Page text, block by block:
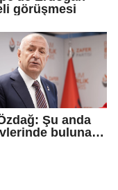
görüşmesi
Şu anda
bulunan